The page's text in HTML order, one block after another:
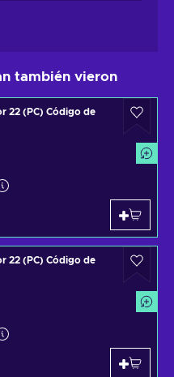
también vieron
22 (PC) Código de
22 (PC) Código de